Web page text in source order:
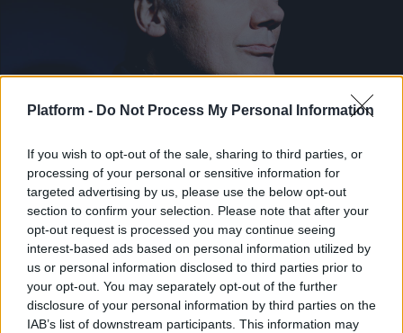
Platform - Do Not Process My Personal Information
If you wish to opt-out of the sale, sharing to third parties, or
processing of your personal or sensitive information for
targeted advertising by us, please use the below opt-out
section to confirm your selection. Please note that after your
opt-out request is processed you may continue seeing
interest-based ads based on personal information utilized by
us or personal information disclosed to third parties prior to
your opt-out. You may separately opt-out of the further
disclosure of your personal information by third parties on the
IAB’s list of downstream participants. This information may
ΔΙΕΘΝΗ ΝΕΑ
Έφυγε από τη ζωή ο William Orbit
Μουσικά νέα από την Ελλάδα και τη διεθνή μουσική
σκηνή